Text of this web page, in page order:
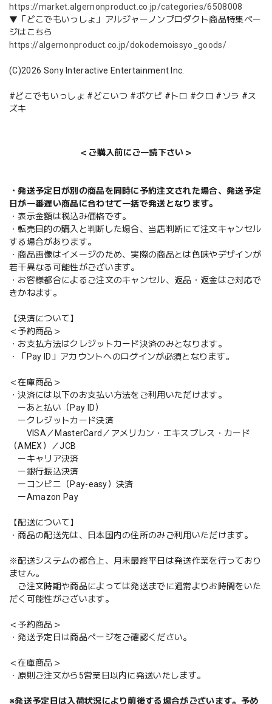
https://market.algernonproduct.co.jp/categories/6508008
▼「どこでもいっしょ」アルジャーノンプロダクト商品特集ペー
ジはこちら
https://algernonproduct.co.jp/dokodemoissyo_goods/
(C)2026 Sony Interactive Entertainment Inc.
#どこでもいっしょ #どこいつ #ポケピ #トロ #クロ #ソラ #ス
ズキ
＜ご購入前にご一読下さい＞
・発送予定日が別の商品を同時に予約注文された場合、発送予定
日が一番遅い商品に合わせて一括で発送となります。
・表示金額は税込み価格です。
・転売目的の購入と判断した場合、当店判断にて注文キャンセル
する場合があります。
・商品画像はイメージのため、実際の商品とは色味やデザインが
若干異なる可能性がございます。
・お客様都合によるご注文のキャンセル、返品・返金はご対応で
きかねます。
【決済について】
＜予約商品＞
・お支払方法はクレジットカード決済のみとなります。
・「Pay ID」アカウントへのログインが必須となります。
＜在庫商品＞
・決済には以下のお支払い方法をご利用いただけます。
ーあと払い（Pay ID）
ークレジットカード決済
VISA／MasterCard／アメリカン・エキスプレス・カード
（AMEX）／JCB
ーキャリア決済
ー銀行振込決済
ーコンビニ（Pay-easy）決済
ーAmazon Pay
【配送について】
・商品の配送先は、日本国内の住所のみご利用いただけます。
※配送システムの都合上、月末最終平日は発送作業を行っており
ません。
ご注文時期や商品によっては発送までに通常よりお時間をいた
だく可能性がございます。
＜予約商品＞
・発送予定日は商品ページをご確認ください。
＜在庫商品＞
・原則ご注文から5営業日以内に発送いたします。
※発送予定日は入荷状況により前後する場合がございます。予め